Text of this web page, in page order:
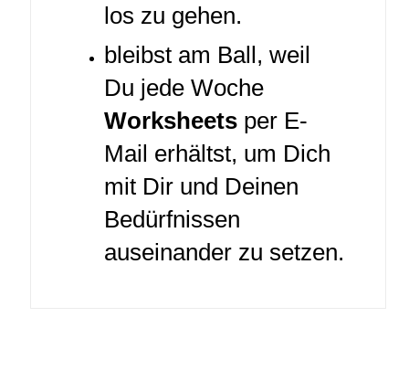
los zu gehen.
bleibst am Ball, weil
Du jede Woche
Worksheets per E-
Mail erhältst, um Dich
mit Dir und Deinen
Bedürfnissen
auseinander zu setzen.